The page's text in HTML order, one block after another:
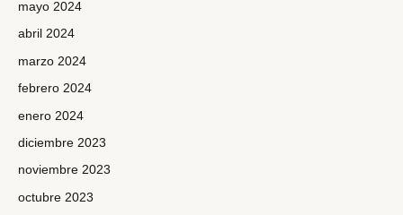
mayo 2024
abril 2024
marzo 2024
febrero 2024
enero 2024
diciembre 2023
noviembre 2023
octubre 2023